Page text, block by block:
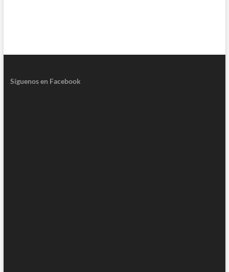
Síguenos en Facebook